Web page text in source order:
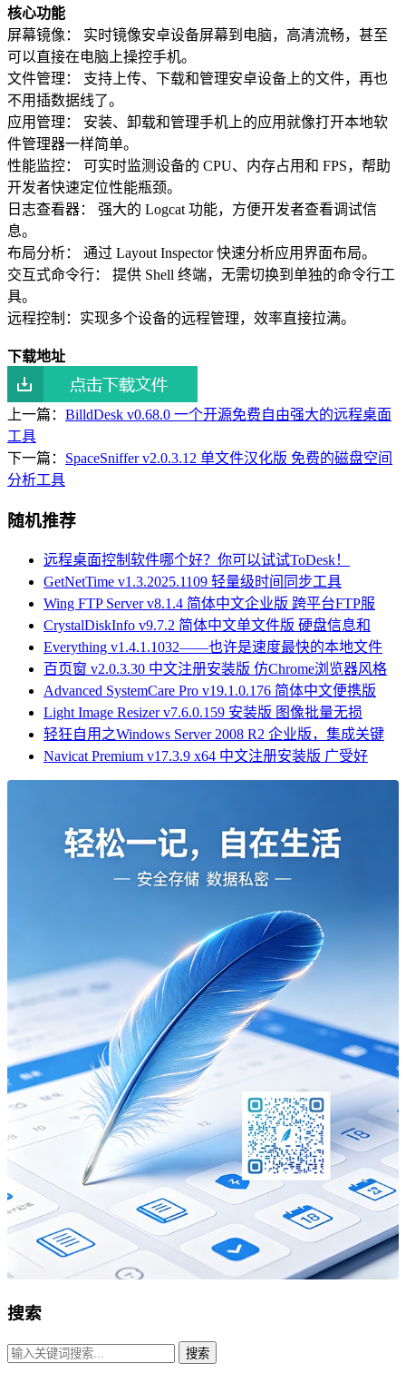
核心功能
屏幕镜像： 实时镜像安卓设备屏幕到电脑，高清流畅，甚至
可以直接在电脑上操控手机。
文件管理： 支持上传、下载和管理安卓设备上的文件，再也
不用插数据线了。
应用管理： 安装、卸载和管理手机上的应用就像打开本地软
件管理器一样简单。
性能监控： 可实时监测设备的 CPU、内存占用和 FPS，帮助
开发者快速定位性能瓶颈。
日志查看器： 强大的 Logcat 功能，方便开发者查看调试信
息。
布局分析： 通过 Layout Inspector 快速分析应用界面布局。
交互式命令行： 提供 Shell 终端，无需切换到单独的命令行工
具。
远程控制：实现多个设备的远程管理，效率直接拉满。
下载地址
上一篇： BilldDesk v0.68.0 一个开源免费自由强大的远程桌面
工具
下一篇： SpaceSniffer v2.0.3.12 单文件汉化版 免费的磁盘空间
分析工具
随机推荐
远程桌面控制软件哪个好？你可以试试ToDesk！
GetNetTime v1.3.2025.1109 轻量级时间同步工具
Wing FTP Server v8.1.4 简体中文企业版 跨平台FTP服
CrystalDiskInfo v9.7.2 简体中文单文件版 硬盘信息和
Everything v1.4.1.1032——也许是速度最快的本地文件
百页窗 v2.0.3.30 中文注册安装版 仿Chrome浏览器风格
Advanced SystemCare Pro v19.1.0.176 简体中文便携版
Light Image Resizer v7.6.0.159 安装版 图像批量无损
轻狂自用之Windows Server 2008 R2 企业版，集成关键
Navicat Premium v17.3.9 x64 中文注册安装版 广受好
搜索
搜索